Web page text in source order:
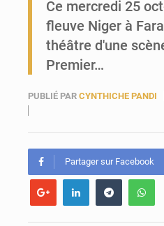
Ce mercredi 25
fleuve Niger à
théâtre d'une
Premier…
PUBLIÉ PAR CYNTHICHE PANDI
Partager sur Facebook